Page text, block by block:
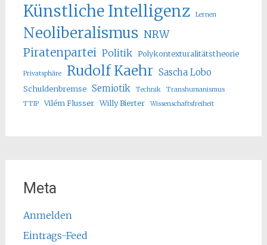
Künstliche Intelligenz Lernen
Neoliberalismus NRW
Piratenpartei Politik Polykontexturalitätstheorie
Privatsphäre Rudolf Kaehr Sascha Lobo
Schuldenbremse Semiotik Technik
Transhumanismus
TTIP
Vilém Flusser Willy Bierter Wissenschaftsfreiheit
Meta
Anmelden
Eintrags-Feed